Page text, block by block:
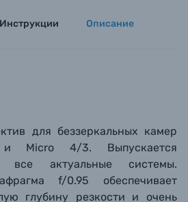
Инструкции Описание
для беззеркальных камер
Micro 4/3. Выпускается
все актуальные системы.
f/0.95 обеспечивает
глубину резкости и очень